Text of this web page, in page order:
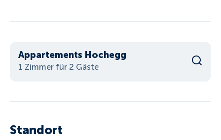
Appartements Hochegg
1 Zimmer für 2 Gäste
Standort